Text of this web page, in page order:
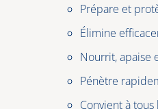
Prépare et
Élimine
Nourrit, apaise
Pénètre
Convient à